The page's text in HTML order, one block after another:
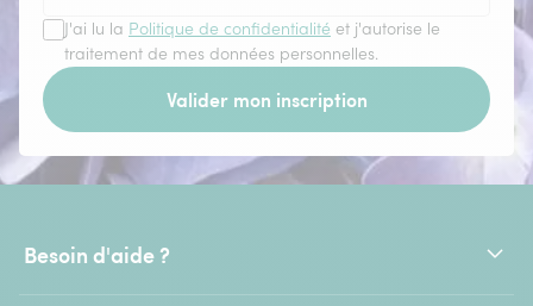
J'ai lu la Politique de confidentialité et j'autorise le
traitement de mes données personnelles.
Valider mon inscription
Besoin d'aide ?